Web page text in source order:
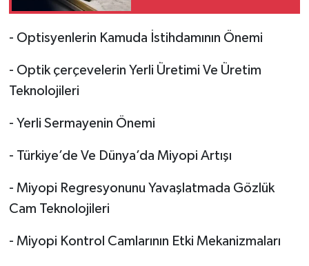
- Optisyenlerin Kamuda İstihdamının Önemi
- Optik çerçevelerin Yerli Üretimi Ve Üretim
Teknolojileri
- Yerli Sermayenin Önemi
- Türkiye’de Ve Dünya’da Miyopi Artışı
- Miyopi Regresyonunu Yavaşlatmada Gözlük
Cam Teknolojileri
- Miyopi Kontrol Camlarının Etki Mekanizmaları